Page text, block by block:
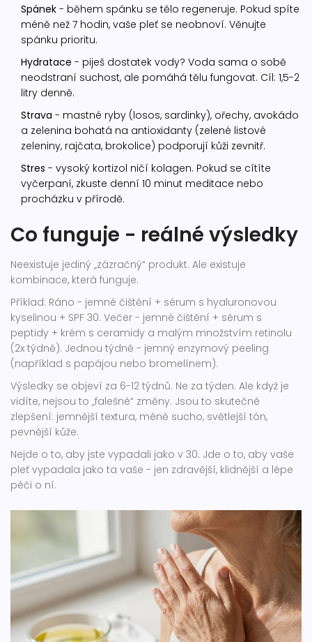
Spánek - během spánku se tělo regeneruje. Pokud spíte
méně než 7 hodin, vaše pleť se neobnoví. Věnujte
spánku prioritu.
Hydratace - piješ dostatek vody? Voda sama o sobě
neodstraní suchost, ale pomáhá tělu fungovat. Cíl: 1,5-2
litry denně.
Strava - mastné ryby (losos, sardinky), ořechy, avokádo
a zelenina bohatá na antioxidanty (zelené listové
zeleniny, rajčata, brokolice) podporují kůži zevnitř.
Stres - vysoký kortizol ničí kolagen. Pokud se cítíte
vyčerpaní, zkuste denní 10 minut meditace nebo
procházku v přírodě.
Co funguje - reálné výsledky
Neexistuje jediný „zázračný“ produkt. Ale existuje
kombinace, která funguje.
Příklad: Ráno - jemné čištění + sérum s hyaluronovou
kyselinou + SPF 30. Večer - jemné čištění + sérum s
peptidy + krém s ceramidy a malým množstvím retinolu
(2x týdně). Jednou týdně - jemný enzymový peeling
(například s papájou nebo bromelínem).
Výsledky se objeví za 6-12 týdnů. Ne za týden. Ale když je
vidíte, nejsou to „falešné“ změny. Jsou to skutečné
zlepšení: jemnější textura, méně sucho, světlejší tón,
pevnější kůže.
Nejde o to, aby jste vypadali jako v 30. Jde o to, aby vaše
pleť vypadala jako ta vaše - jen zdravější, klidnější a lépe
péči o ní.